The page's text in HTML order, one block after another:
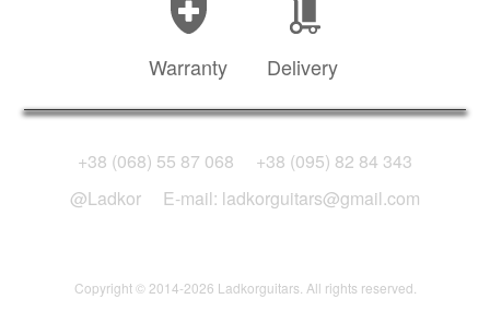
Warranty Delivery
+38 (068) 55 87 068
+38 (095) 82 84 343
@Ladkor
E-mail: ladkorguitars@gmail.com
Copyright © 2014-2026 Ladkorguitars. All rights reserved.